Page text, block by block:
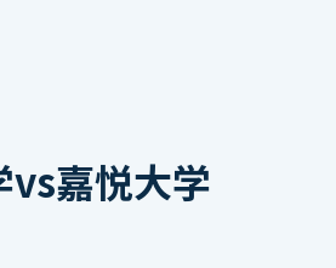
vs嘉悦大学